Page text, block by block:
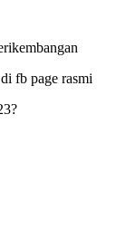
fb page rasmi